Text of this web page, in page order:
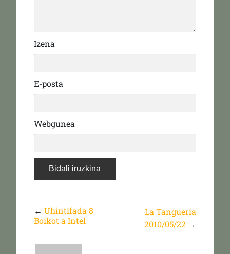
Izena
E-posta
Webgunea
← Uhintifada 8
Boikot a Intel
La Tanguería
2010/05/22 →